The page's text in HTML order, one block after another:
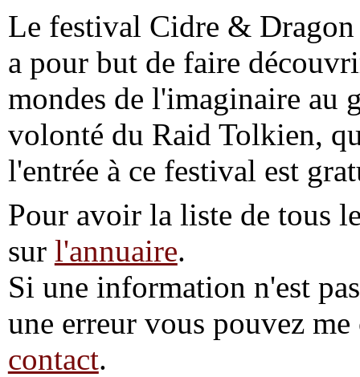
Le festival Cidre & Dragon
a pour but de faire
mondes de l'imaginaire au
volonté du Raid Tolkien,
l'entrée à ce festival est
Pour avoir la liste de tous
sur l'annuaire.
Si une information n'est
une erreur vous pouvez
contact.